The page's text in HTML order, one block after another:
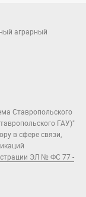
аграрный
Ставропольского
ГАУ)"
в сфере связи,
ЭЛ № ФС 77 -